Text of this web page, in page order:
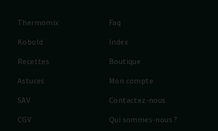
Thermomix
Kobold
Recettes
Astuces
SAV
CGV
Faq
Index
Boutique
Mon compte
Contactez-nous
Qui sommes-nous ?